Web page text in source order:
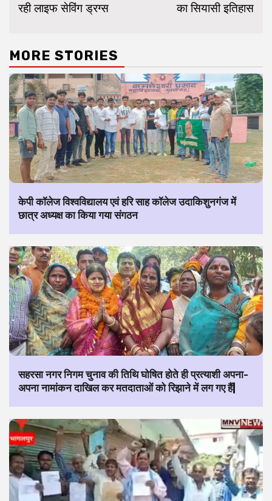
रही लाइफ सेविंग ड्रग्स
का सियासी इतिहास
MORE STORIES
केपी कॉलेज विश्वविद्यालय एवं हरि साह कॉलेज उदाकिशुनगंज में
छात्र अध्यक्ष का किया गया संगठन
सहरसा नगर निगम चुनाव की तिथि घोषित होते ही प्रत्याशी अपना-
अपना नामांकन दाखिल कर मतदाताओं को रिझाने में लग गए हैं|